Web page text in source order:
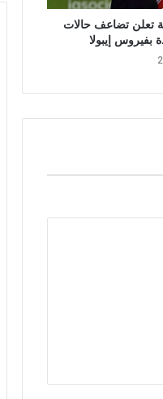
تعلن تضاعف حالات
بفيروس إيبولا